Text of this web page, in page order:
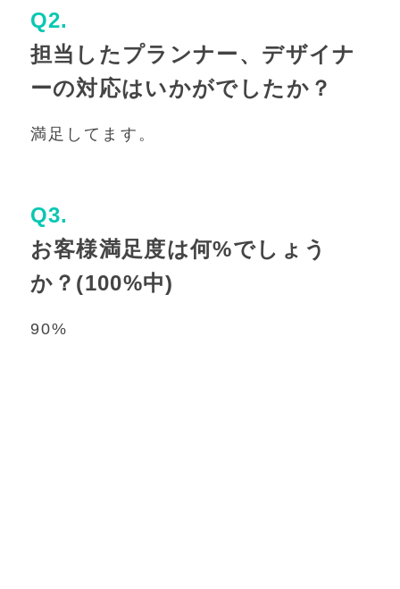
Q2.
担当したプランナー、デザイナ
ーの対応はいかがでしたか？
満足してます。
Q3.
お客様満足度は何%でしょう
か？(100%中)
90%